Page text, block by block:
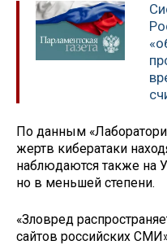
По данным
жертв кибератаки
наблюдаются также на
но в меньшей степени.
«Зловред
сайтов российских